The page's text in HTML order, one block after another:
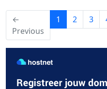
←
Previous
1 (current)
2 3